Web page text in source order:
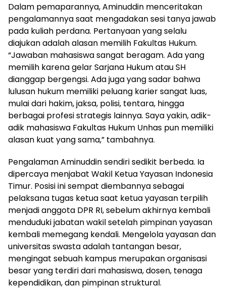
Dalam pemaparannya, Aminuddin menceritakan
pengalamannya saat mengadakan sesi tanya jawab
pada kuliah perdana. Pertanyaan yang selalu
diajukan adalah alasan memilih Fakultas Hukum.
“Jawaban mahasiswa sangat beragam. Ada yang
memilih karena gelar Sarjana Hukum atau SH
dianggap bergengsi. Ada juga yang sadar bahwa
lulusan hukum memiliki peluang karier sangat luas,
mulai dari hakim, jaksa, polisi, tentara, hingga
berbagai profesi strategis lainnya. Saya yakin, adik-
adik mahasiswa Fakultas Hukum Unhas pun memiliki
alasan kuat yang sama,” tambahnya.
Pengalaman Aminuddin sendiri sedikit berbeda. Ia
dipercaya menjabat Wakil Ketua Yayasan Indonesia
Timur. Posisi ini sempat diembannya sebagai
pelaksana tugas ketua saat ketua yayasan terpilih
menjadi anggota DPR RI, sebelum akhirnya kembali
menduduki jabatan wakil setelah pimpinan yayasan
kembali memegang kendali. Mengelola yayasan dan
universitas swasta adalah tantangan besar,
mengingat sebuah kampus merupakan organisasi
besar yang terdiri dari mahasiswa, dosen, tenaga
kependidikan, dan pimpinan struktural.